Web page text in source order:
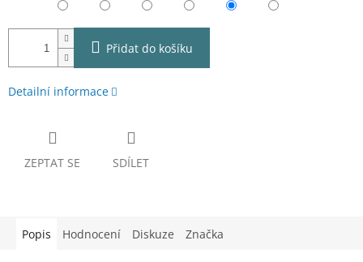
Přidat do košíku
Detailní informace
ZEPTAT SE SDÍLET
Popis Hodnocení Diskuze Značka